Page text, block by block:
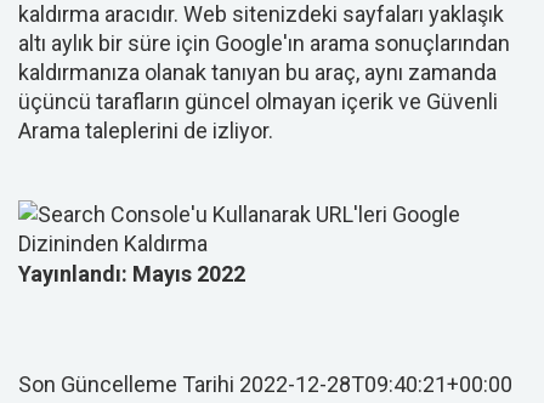
kaldırma aracıdır. Web sitenizdeki sayfaları yaklaşık
altı aylık bir süre için Google'ın arama sonuçlarından
kaldırmanıza olanak tanıyan bu araç, aynı zamanda
üçüncü tarafların güncel olmayan içerik ve Güvenli
Arama taleplerini de izliyor.
Yayınlandı: Mayıs 2022
Son Güncelleme Tarihi 2022-12-28T09:40:21+00:00